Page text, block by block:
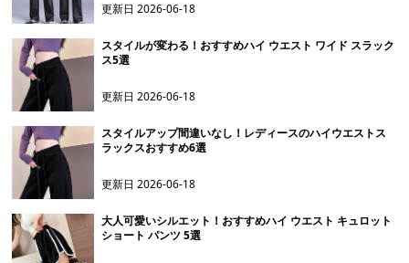
更新日2026-06-18
スタイルが変わる！おすすめハイ ウエスト ワイド スラック
ス5選
更新日2026-06-18
スタイルアップ間違いなし！レディースのハイウエストス
ラックスおすすめ6選
更新日2026-06-18
大人可愛いシルエット！おすすめハイ ウエスト キュロット
ショート パンツ 5選